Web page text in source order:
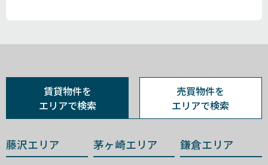
賃貸物件を
エリアで検索
売買物件を
エリアで検索
藤沢エリア 茅ヶ崎エリア 鎌倉エリア